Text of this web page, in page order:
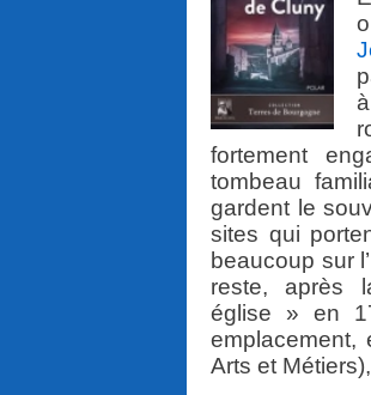
fortement
tombeau
gardent le
sites qui
beaucoup sur
reste, après
église » en
emplacement,
Arts et